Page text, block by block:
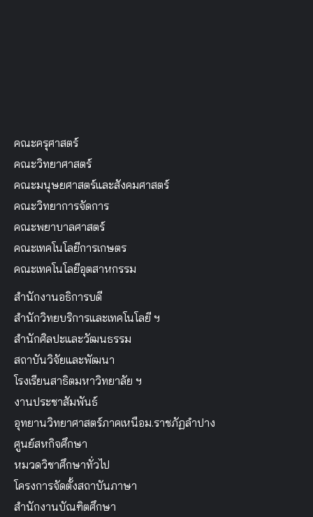
คณะครุศาสตร์
คณะวิทยาศาสตร์
คณะมนุษยศาสตร์และสังคมศาสตร์
คณะวิทยาการจัดการ
คณะพยาบาลศาสตร์
คณะเทคโนโลยีการเกษตร
คณะเทคโนโลยีอุตสาหกรรม
สำนักงานอธิการบดี
สำนักวิทยบริการและเทคโนโลยี ฯ
สำนักศิลปะและวัฒนธรรม
สถาบันวิจัยและพัฒนา
โรงเรียนสาธิตมหาวิทยาลัย ฯ
งานประชาสัมพันธ์
อุทยานวิทยาศาสตร์ภาคเหนือม.ราชภัฏลำปาง
ศูนย์สหกิจศึกษา
หมวดวิชาศึกษาทั่วไป
โครงการจัดตั้งสถาบันภาษา
สำนักงานบัณฑิตศึกษา